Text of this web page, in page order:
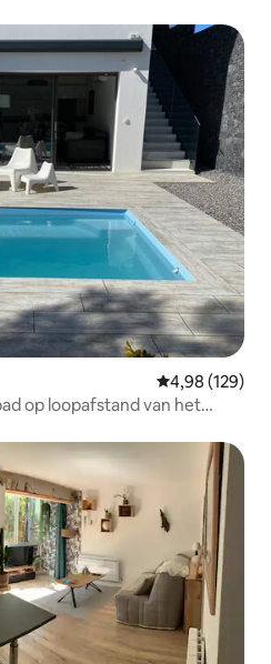
Gemiddelde
4,98 (129)
op loopafstand van het